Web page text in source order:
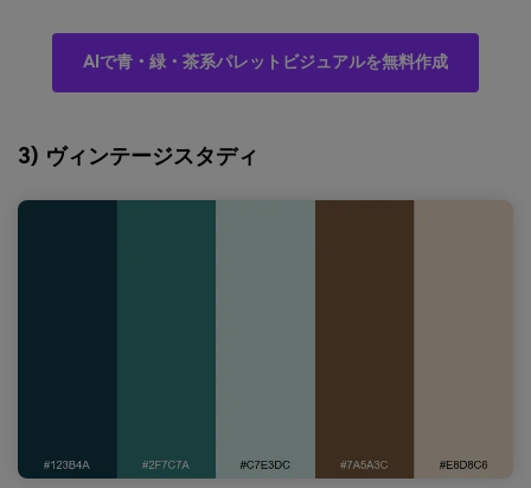
AIで青・緑・茶系パレットビジュアルを無料作成
3) ヴィンテージスタディ